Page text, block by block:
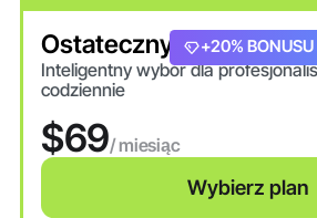
Ostateczny
Inteligentny wybór dla
codziennie
$69/ miesiąc
Wybierz plan
+20% BONUSU